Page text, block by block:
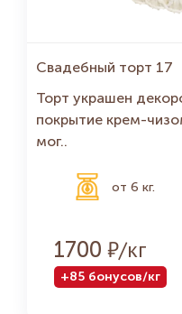
Свадебный торт 17
Торт украшен
покрытие крем-
мог..
от 6 кг.
1700 Р
+85 бонусов/кг